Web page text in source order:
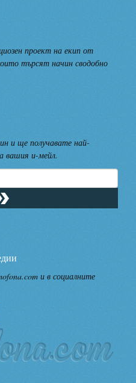
проект на екип от
търсят начин сводобно
и ще получавате най-
вашия и-мейл.
и в социалните